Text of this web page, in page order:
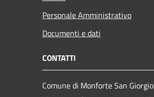
Personale Amministrativo
Documenti e dati
CONTATTI
Comune di Monforte San Giorgio